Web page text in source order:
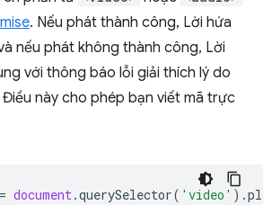
. Nếu phát thành công, Lời hứa
nếu phát không thành công, Lời
với thông báo lỗi giải thích lý do
này cho phép bạn viết mã trực
= document.querySelector( 'video' ).